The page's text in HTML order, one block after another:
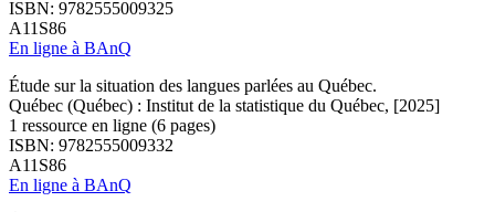
ISBN: 9782555009325
A11S86
En ligne à BAnQ
Étude sur la situation des langues parlées au Québec.
Québec (Québec) : Institut de la statistique du Québec, [2025]
1 ressource en ligne (6 pages)
ISBN: 9782555009332
A11S86
En ligne à BAnQ